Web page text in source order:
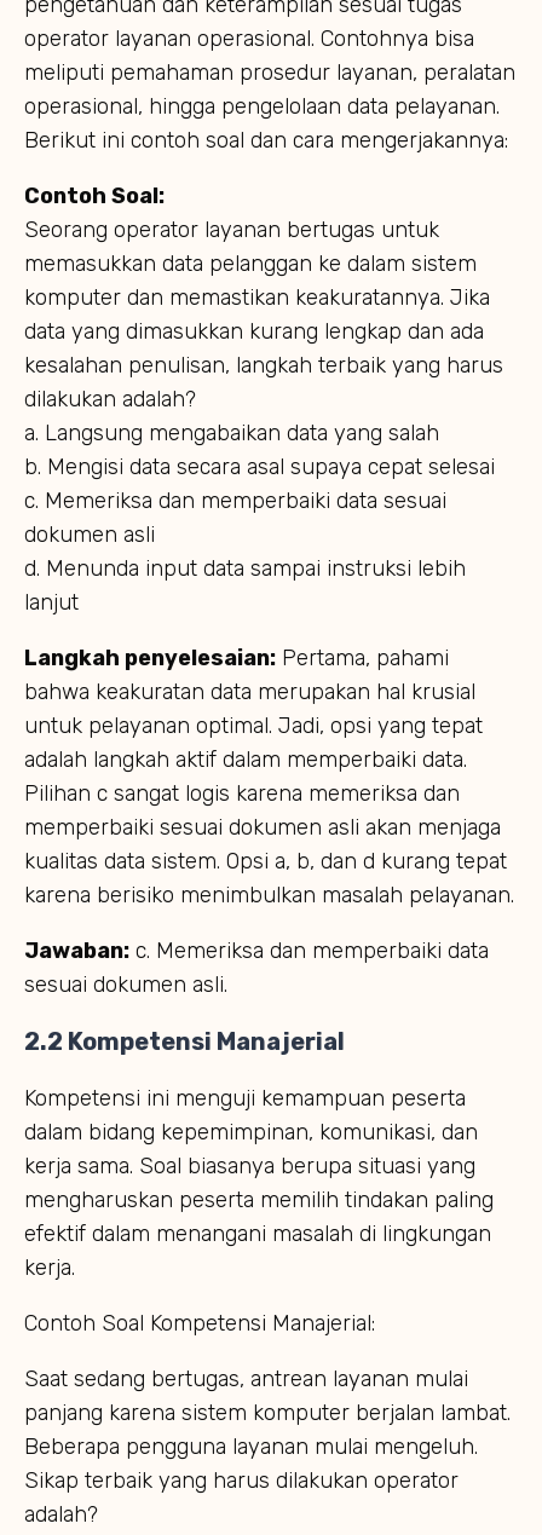
operator layanan operasional. Contohnya bisa
meliputi pemahaman prosedur layanan, peralatan
operasional, hingga pengelolaan data pelayanan.
Berikut ini contoh soal dan cara mengerjakannya:
Contoh Soal:
Seorang operator layanan bertugas untuk
memasukkan data pelanggan ke dalam sistem
komputer dan memastikan keakuratannya. Jika
data yang dimasukkan kurang lengkap dan ada
kesalahan penulisan, langkah terbaik yang harus
dilakukan adalah?
a. Langsung mengabaikan data yang salah
b. Mengisi data secara asal supaya cepat selesai
c. Memeriksa dan memperbaiki data sesuai
dokumen asli
d. Menunda input data sampai instruksi lebih
lanjut
Langkah penyelesaian: Pertama, pahami
bahwa keakuratan data merupakan hal krusial
untuk pelayanan optimal. Jadi, opsi yang tepat
adalah langkah aktif dalam memperbaiki data.
Pilihan c sangat logis karena memeriksa dan
memperbaiki sesuai dokumen asli akan menjaga
kualitas data sistem. Opsi a, b, dan d kurang tepat
karena berisiko menimbulkan masalah pelayanan.
Jawaban: c. Memeriksa dan memperbaiki data
sesuai dokumen asli.
2.2 Kompetensi Manajerial
Kompetensi ini menguji kemampuan peserta
dalam bidang kepemimpinan, komunikasi, dan
kerja sama. Soal biasanya berupa situasi yang
mengharuskan peserta memilih tindakan paling
efektif dalam menangani masalah di lingkungan
kerja.
Contoh Soal Kompetensi Manajerial:
Saat sedang bertugas, antrean layanan mulai
panjang karena sistem komputer berjalan lambat.
Beberapa pengguna layanan mulai mengeluh.
Sikap terbaik yang harus dilakukan operator
adalah?